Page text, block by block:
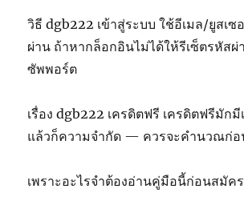
วิธี dgb222 เข้าสู่ระบบ ใช้อีเมล/ยูสเซ
ผ่าน ถ้าหากล็อกอินไม่ได้ให้รีเซ็ตรหัส
ซัพพอร์ต
เรื่อง dgb222 เครดิตฟรี เครดิตฟรีมักมี
แล้วก็ความจำกัด — ควรจะคำนวณก่อ
เพราะอะไรจำต้องอ่านคู่มือนี้ก่อนสมัค